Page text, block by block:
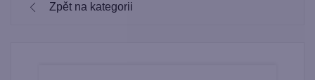
Zpět na kategorii